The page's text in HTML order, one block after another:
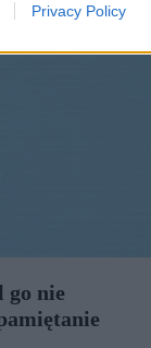
Privacy Policy
go nie